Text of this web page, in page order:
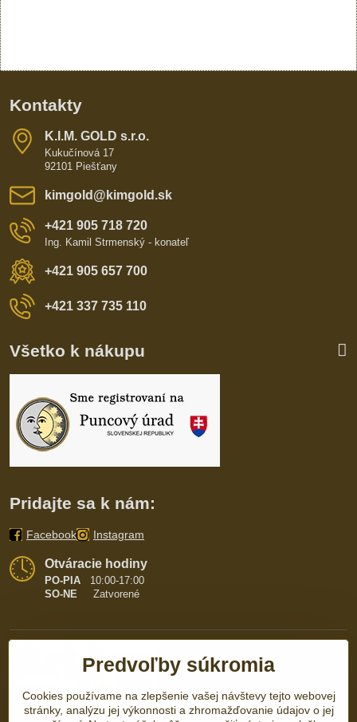
Kontakty
K​​.I​​.M​​. GOLD s​​.r​​.o​​.
Kukučínová 17
92101 Piešťany
kimgold​@kimgold​.sk
+421 905 718 720
Ing. Kamil Strmenský - konateľ
+421 905 657 700
+421 337 735 110
Všetko k nákupu
Pridajte sa k nám:
Facebook Instagram
Otváracie hodiny
PO-PIA
10:00-17:00
SO-NE Zatvorené
Predvoľby súkromia
Cookies používame na zlepšenie vašej návštevy tejto webovej
stránky, analýzu jej výkonnosti a zhromažďovanie údajov o jej